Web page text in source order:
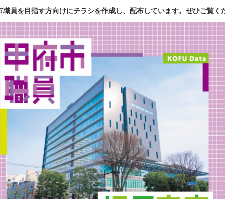
職員を目指す方向けにチラシを作成し、配布しています。ぜひご覧く